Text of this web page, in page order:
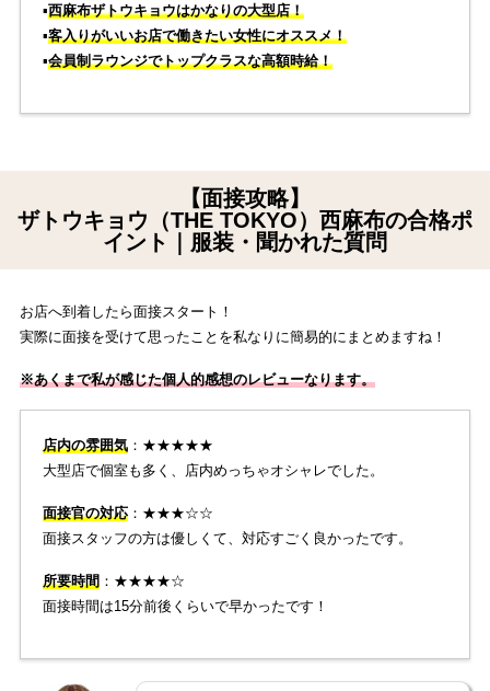
▪️西麻布ザトウキョウはかなりの大型店！
▪️客入りがいいお店で働きたい女性にオススメ！
▪️会員制ラウンジでトップクラスな高額時給！
【面接攻略】
ザトウキョウ（THE TOKYO）西麻布の合格ポ
イント｜服装・聞かれた質問
お店へ到着したら面接スタート！
実際に面接を受けて思ったことを私なりに簡易的にまとめますね！
※あくまで私が感じた個人的感想のレビューなります。
店内の雰囲気：★★★★★
大型店で個室も多く、店内めっちゃオシャレでした。
面接官の対応：★★★☆☆
面接スタッフの方は優しくて、対応すごく良かったです。
所要時間：★★★★☆
面接時間は15分前後くらいで早かったです！